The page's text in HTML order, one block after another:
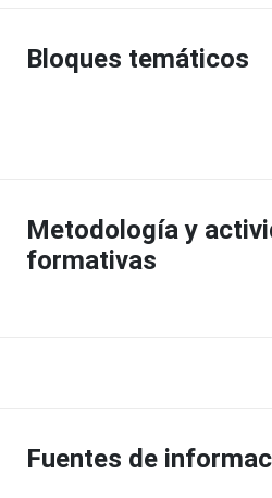
Bloques temáticos
Metodología y
formativas
Fuentes de